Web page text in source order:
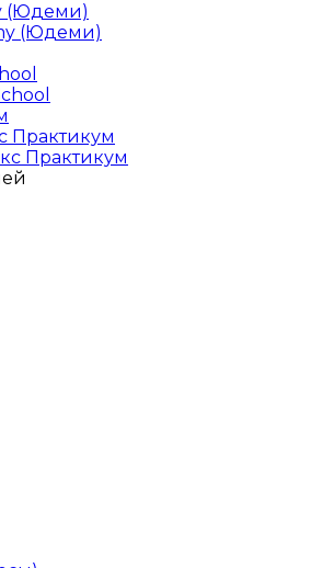
(Юдеми)
(Юдеми)
Практикум
Практикум